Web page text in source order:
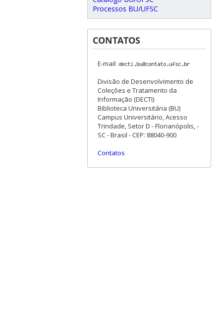
Processos BU/UFSC
CONTATOS
E-mail:
Divisão de Desenvolvimento de
Coleções e Tratamento da
Informação (DECTI)
Biblioteca Universitária (BU)
Campus Universitário, Acesso
Trindade, Setor D - Florianópolis, -
SC - Brasil - CEP: 88040-900
Contatos